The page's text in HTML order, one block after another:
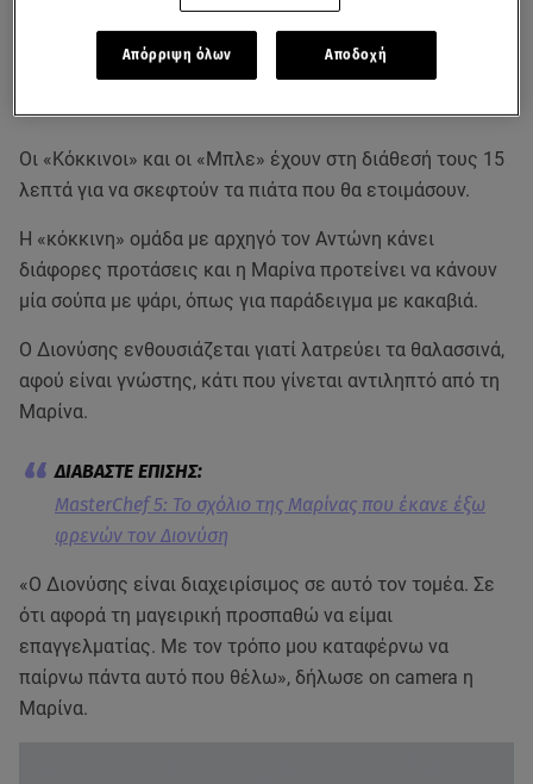
Οι «Κόκκινοι» και οι «Μπλε» έχουν στη διάθεσή τους 15
λεπτά για να σκεφτούν τα πιάτα που θα ετοιμάσουν.
Η «κόκκινη» ομάδα με αρχηγό τον Αντώνη κάνει
διάφορες προτάσεις και η Μαρίνα προτείνει να κάνουν
μία σούπα με ψάρι, όπως για παράδειγμα με κακαβιά.
Ο Διονύσης ενθουσιάζεται γιατί λατρεύει τα θαλασσινά,
αφού είναι γνώστης, κάτι που γίνεται αντιληπτό από τη
Μαρίνα.
MasterChef 5: Το σχόλιο της Μαρίνας που έκανε έξω
φρενών τον Διονύση
«Ο Διονύσης είναι διαχειρίσιμος σε αυτό τον τομέα. Σε
ότι αφορά τη μαγειρική προσπαθώ να είμαι
επαγγελματίας. Με τον τρόπο μου καταφέρνω να
παίρνω πάντα αυτό που θέλω», δήλωσε on camera η
Μαρίνα.
Απόρριψη όλων Αποδοχή